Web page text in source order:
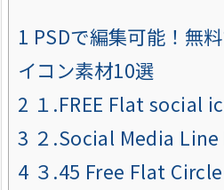
1 PSDで編集可能！無
イコン素材10選
2 １.FREE Flat social
3 ２.Social Media
4 ３.45 Free Flat